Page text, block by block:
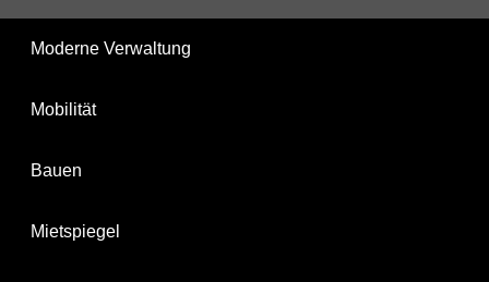
Moderne Verwaltung
Mobilität
Bauen
Mietspiegel